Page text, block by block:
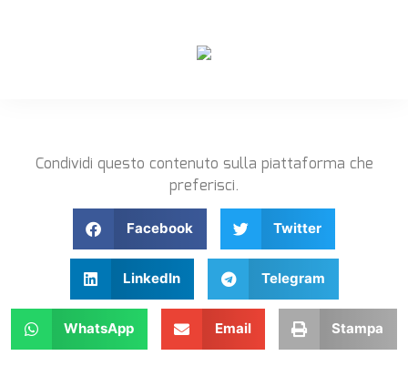
Condividi questo contenuto sulla piattaforma che
preferisci.
Facebook Twitter
LinkedIn Telegram
WhatsApp Email Stampa